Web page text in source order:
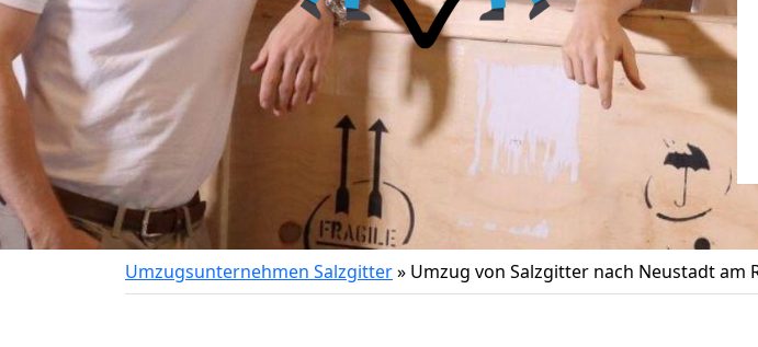
Umzugsunternehmen Salzgitter» Umzug von Salzgitter nach Neustadt am